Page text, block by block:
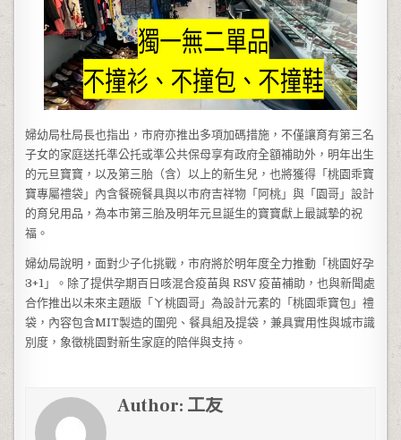
婦幼局杜局長也指出，市府亦推出多項加碼措施，不僅讓育有第三名
子女的家庭送托準公托或準公共保母享有政府全額補助外，明年出生
的元旦寶寶，以及第三胎（含）以上的新生兒，也將獲得「桃園乖寶
寶專屬禮袋」內含餐碗餐具與以市府吉祥物「阿桃」與「園哥」設計
的育兒用品，為本市第三胎及明年元旦誕生的寶寶獻上最誠摯的祝
福。
婦幼局說明，面對少子化挑戰，市府將於明年度全力推動「桃園好孕
3+1」。除了提供孕期百日咳混合疫苗與 RSV 疫苗補助，也與新聞處
合作推出以未來主題版「ㄚ桃園哥」為設計元素的「桃園乖寶包」禮
袋，內容包含MIT製造的圍兜、餐具組及提袋，兼具實用性與城市識
別度，象徵桃園對新生家庭的陪伴與支持。
Author: 工友